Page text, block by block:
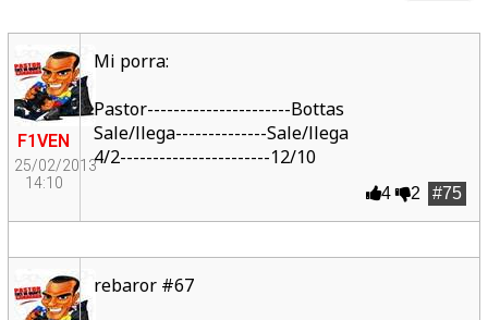
F1VEN
25/02/2013
14:10
Mi porra:
Pastor----------------------Bottas
Sale/llega--------------Sale/llega
4/2-----------------------12/10
#75
4 2
rebaror #67